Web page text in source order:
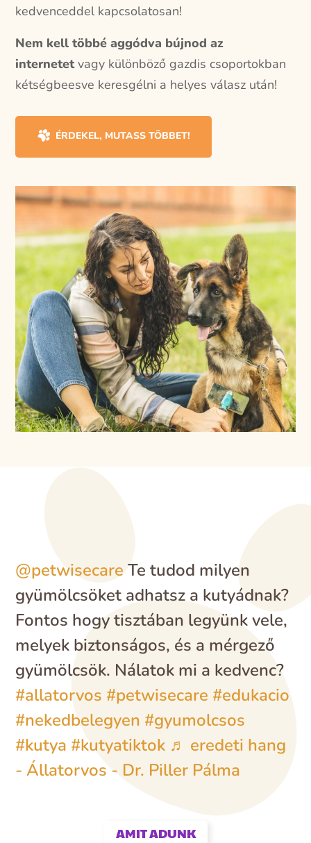
kedvenceddel kapcsolatosan!
Nem kell többé aggódva bújnod az
internetetvagy különböző gazdis csoportokban
kétségbeesve keresgélni a helyes válasz után!
ÉRDEKEL, MUTASS TÖBBET!
@petwisecareTe tudod milyen
gyümölcsöket adhatsz a kutyádnak?
Fontos hogy tisztában legyünk vele,
melyek biztonságos, és a mérgező
gyümölcsök. Nálatok mi a kedvenc?
#allatorvos #petwisecare #edukacio
#nekedbelegyen #gyumolcsos
#kutya #kutyatiktok ♬ eredeti hang
- Állatorvos - Dr. Piller Pálma
AMIT ADUNK